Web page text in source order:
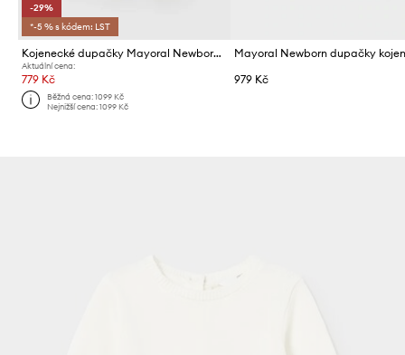
-29%
*-5 % s kódem: LST
Kojenecké dupačky Mayoral Newborn 2-pack
Aktuální cena:
779 Kč
Běžná cena:1099 Kč
Nejnižší cena:1099 Kč
979 Kč